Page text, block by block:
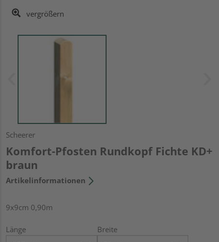
vergrößern
Scheerer
Komfort-Pfosten Rundkopf Fichte KD+
braun
Artikelinformationen
9x9cm 0,90m
Länge Breite